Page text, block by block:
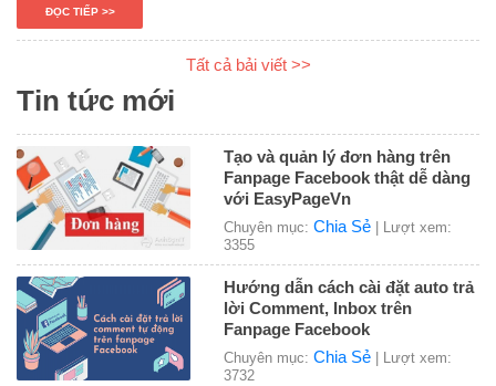
ĐỌC TIẾP >>
Tất cả bải viết >>
Tin tức mới
Tạo và quản lý đơn hàng trên
Fanpage Facebook thật dễ dàng
với EasyPageVn
Chuyên mục: Chia Sẻ
| Lượt xem:
3355
Hướng dẫn cách cài đặt auto trả
lời Comment, Inbox trên
Fanpage Facebook
Chuyên mục: Chia Sẻ
| Lượt xem:
3732